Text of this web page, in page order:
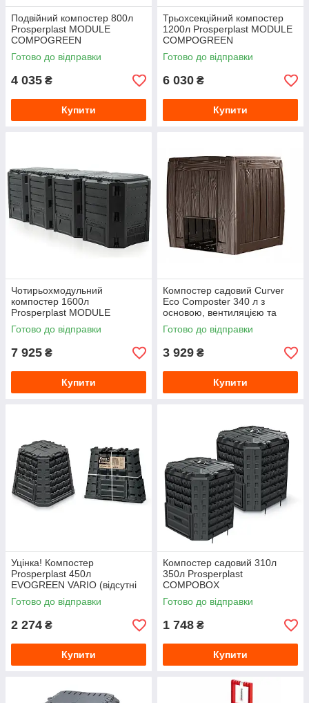
Подвійний компостер 800л
Prosperplast MODULE
COMPOGREEN
Готово до відправки
4 035 ₴
Купити
Трьохсекційний компостер
1200л Prosperplast MODULE
COMPOGREEN
Готово до відправки
6 030 ₴
Купити
Чотирьохмодульний
компостер 1600л
Prosperplast MODULE
COMPOGREEN
Готово до відправки
7 925 ₴
Купити
Компостер садовий Curver
Eco Composter 340 л з
основою, вентиляцією та
кришкою, коричневий
Готово до відправки
3 929 ₴
Купити
Уцінка! Компостер
Prosperplast 450л
EVOGREEN VARIO (відсутні
декілька замків, не впливає
на функціонал!)
Готово до відправки
2 274 ₴
Купити
Компостер садовий 310л
350л Prosperplast
COMPOBOX
Готово до відправки
1 748 ₴
Купити